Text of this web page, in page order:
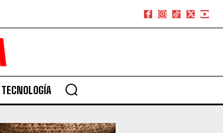
TECNOLOGÍA